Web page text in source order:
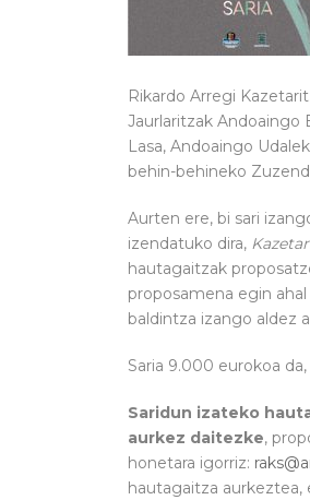
Rikardo Arregi
Jaurlaritzak Andoaingo
Lasa, Andoaingo
behin-behineko
Aurten ere, bi sari
izendatuko dira,
hautagaitzak
proposamena egin
baldintza izango aldez
Saria 9.000 eurokoa
Saridun izateko
aurkez daitezke,
honetara igorriz:
hautagaitza aurkeztea,